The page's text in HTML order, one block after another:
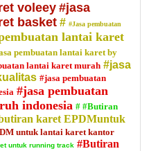
voleey #jasa
basket # #Jasa pembuatan
lantai karet
pembuatan lantai karet by
lantai karet murah #jasa
#jasa pembuatan
#jasa pembuatan
indonesia # #Butiran
karet EPDMuntuk
untuk lantai karet kantor
untuk running track #Butiran